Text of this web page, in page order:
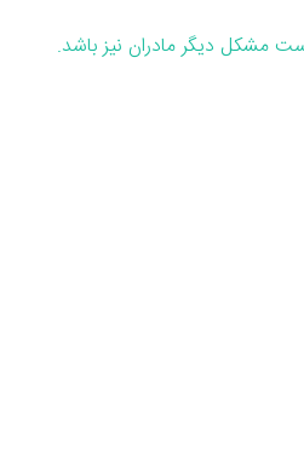
مشكل دیگر مادران نیز باشد.